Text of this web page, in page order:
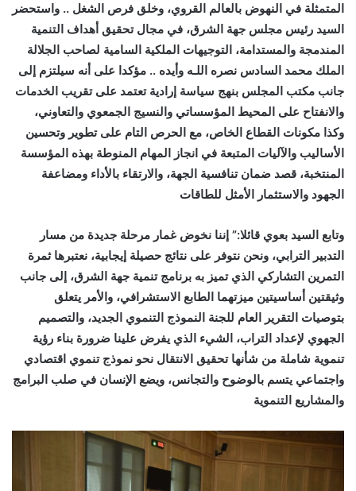
المتمثلة في النهوض بالعالم القروي، وخلق فرص الشغل .. واستحضر
السيد رئيس مجلس جهة الشرق، في مجال تحقيق أهداف التنمية
المندمجة والمستدامة، التوجيهات الملكية السامية لصاحب الجلالة
الملك محمد السادس نصره اللـه وأيده .. مؤكدا على أنه سيلتزم إلى
جانب مكتب المجلس بنهج سياسة إرادية تعتمد على تقريب الخدمات
والانفتاح على المحيط المؤسساتي والنسيج الجمعوي والتعاوني،
وكذا مكونات القطاع الخاص، مع الحرص التام على تطوير وتحسين
الأساليب والآليات المتبعة في انجاز المهام المنوطة بهذه المؤسسة
المنتخبة، قصد ضمان تنافسية الجهة، والارتقاء بالأداء ومضاعفة
الجهود والاستثمار الأمثل للطاقات
وتابع السيد بعوي قائلا:” إننا نخوض غمار مرحلة جديدة من مسار
التدبير الترابي، ونحن نتوفر على نتائج حصيلة إيجابية، نعتبرها ثمرة
التمرين التشاركي الذي تميز به برنامج تنمية جهة الشرق، إلى جانب
وثيقتين أساسيتين ميزتهما الطابع الاستشرافي، والأمر يتعلق
بتوصيات التقرير العام للجنة النموذج التنموي الجديد، والتصميم
الجهوي لإعداد التراب، الشيء الذي يفرض علينا ضرورة بناء رؤية
تنموية شاملة من شأنها تحقيق الانتقال نحو نموذج تنموي اقتصادي
واجتماعي يتسم بالوضوح والتجانس، ويضع الإنسان في صلب البرامج
والمشاريع التنموية